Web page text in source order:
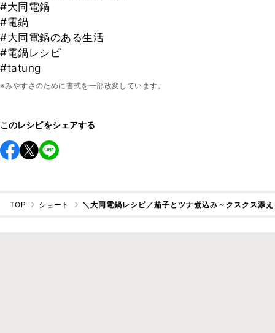
#大同電鍋
#電鍋
#大同電鍋のある生活
#電鍋レシピ
#tatung
※みやすさのために書式を一部改変しています。
このレシピをシェアする
TOP ショート ＼大同電鍋レシピ／茄子とツナ煮込み～クスクス添